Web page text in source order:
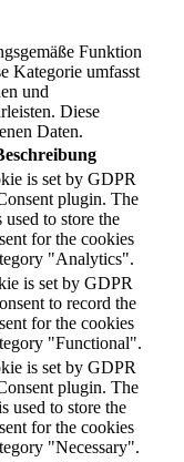
Funktion
Kategorie umfasst
und
Diese
Daten.
is set by GDPR
plugin. The
used to store the
for the cookies
"Analytics".
is set by GDPR
to record the
for the cookies
"Functional".
is set by GDPR
plugin. The
used to store the
for the cookies
"Necessary".